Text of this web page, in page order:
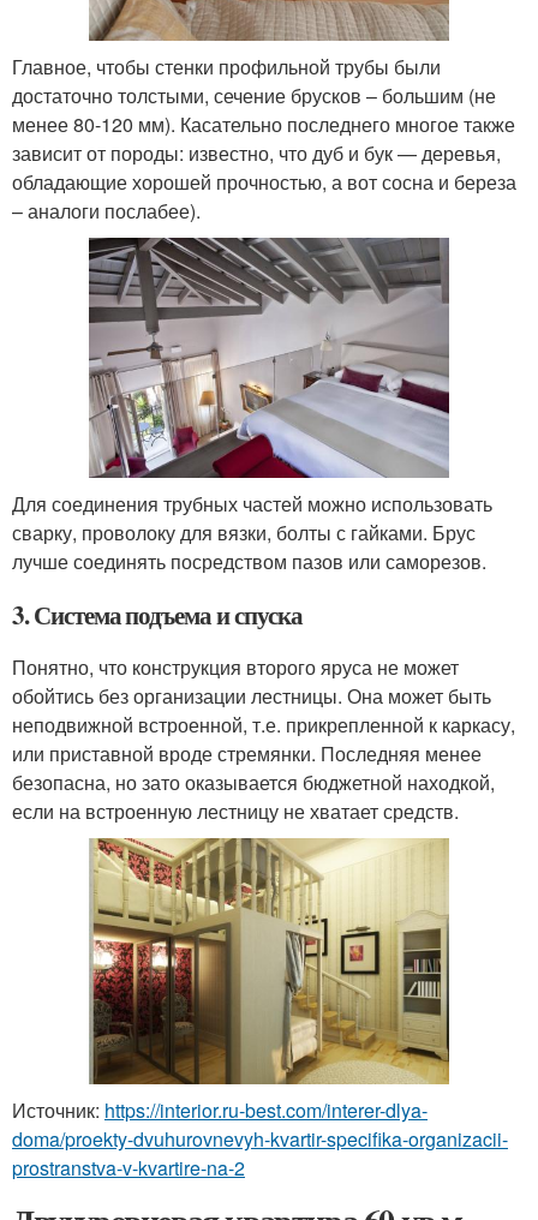
Главное, чтобы стенки профильной трубы были
достаточно толстыми, сечение брусков – большим (не
менее 80-120 мм). Касательно последнего многое также
зависит от породы: известно, что дуб и бук — деревья,
обладающие хорошей прочностью, а вот сосна и береза
– аналоги послабее).
Для соединения трубных частей можно использовать
сварку, проволоку для вязки, болты с гайками. Брус
лучше соединять посредством пазов или саморезов.
3. Система подъема и спуска
Понятно, что конструкция второго яруса не может
обойтись без организации лестницы. Она может быть
неподвижной встроенной, т.е. прикрепленной к каркасу,
или приставной вроде стремянки. Последняя менее
безопасна, но зато оказывается бюджетной находкой,
если на встроенную лестницу не хватает средств.
Источник: https://interior.ru-best.com/interer-dlya-
doma/proekty-dvuhurovnevyh-kvartir-specifika-organizacii-
prostranstva-v-kvartire-na-2